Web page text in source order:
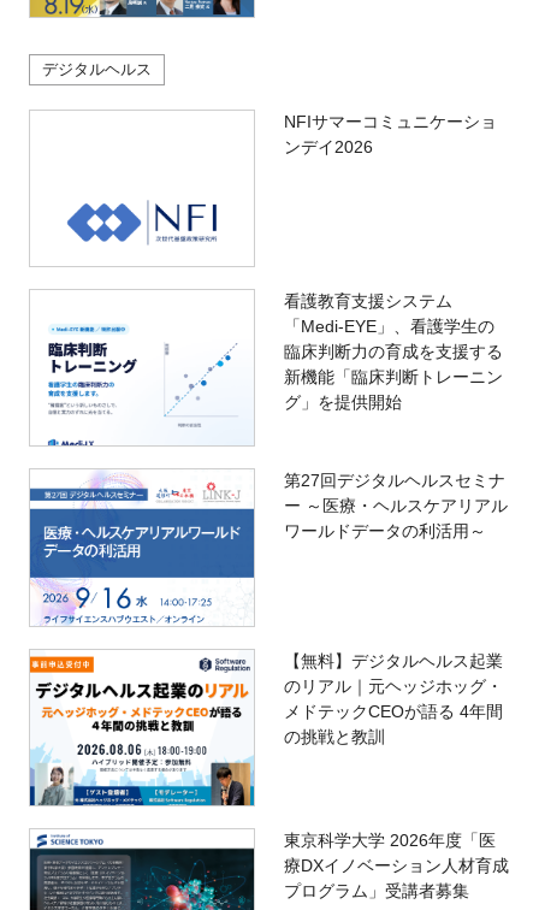
デジタルヘルス
NFIサマーコミュニケーショ
ンデイ2026
看護教育支援システム
「Medi-EYE」、看護学生の
臨床判断力の育成を支援する
新機能「臨床判断トレーニン
グ」を提供開始
第27回デジタルヘルスセミナ
ー ～医療・ヘルスケアリアル
ワールドデータの利活用～
【無料】デジタルヘルス起業
のリアル｜元ヘッジホッグ・
メドテックCEOが語る 4年間
の挑戦と教訓
東京科学大学 2026年度「医
療DXイノベーション人材育成
プログラム」受講者募集